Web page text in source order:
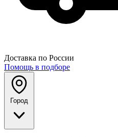
Доставка по России
Помощь в подборе
Город